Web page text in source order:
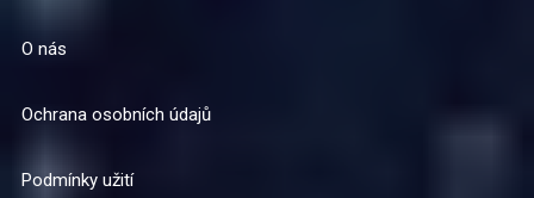
O nás
Ochrana osobních údajů
Podmínky užití